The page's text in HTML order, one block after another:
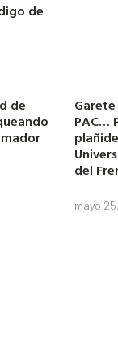
de
de
PAC…
del
mayo